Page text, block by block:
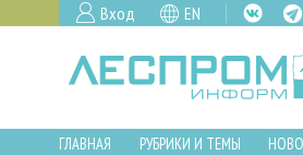
Вход EN
ГЛАВНАЯ РУБРИКИ И ТЕМЫ